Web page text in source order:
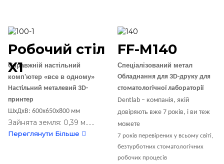
Робочий стіл
X1
Справжній настільний
комп'ютер «все в одному»
Настільний металевий 3D-
принтер
ШxДxВ: 600x650x800 мм
Зайнята земля: 0,39 м......
Переглянути Більше
FF-M140
Спеціалізований метал
Обладнання для 3D-друку для
стоматологічної лабораторії
Dentlab – компанія, якій
довіряють вже 7 років, і ви теж
можете
7 років перевірених у всьому світі,
безтурботних стоматологічних
робочих процесів